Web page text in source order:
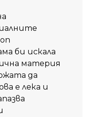
би искала
материя
да
е лека и